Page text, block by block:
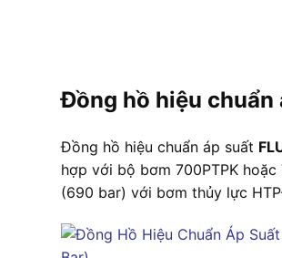
Đồng hồ hiệu
Đồng hồ hiệu chuẩn áp suất
hợp với bộ bơm 700PTPK
(690 bar) với bơm thủy lực